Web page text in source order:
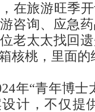
在旅游旺季
咨询、应急
老太太找回
核桃，里面
年“青年博
计，不仅提